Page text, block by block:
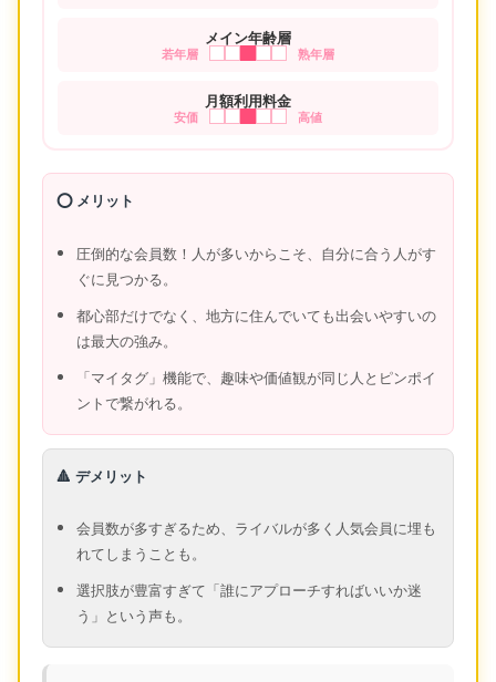
メイン年齢層
若年層 熟年層
月額利用料金
安価 高値
⭕️ メリット
圧倒的な会員数！人が多いからこそ、自分に合う人がす
ぐに見つかる。
都心部だけでなく、地方に住んでいても出会いやすいの
は最大の強み。
「マイタグ」機能で、趣味や価値観が同じ人とピンポイ
ントで繋がれる。
🔺 デメリット
会員数が多すぎるため、ライバルが多く人気会員に埋も
れてしまうことも。
選択肢が豊富すぎて「誰にアプローチすればいいか迷
う」という声も。